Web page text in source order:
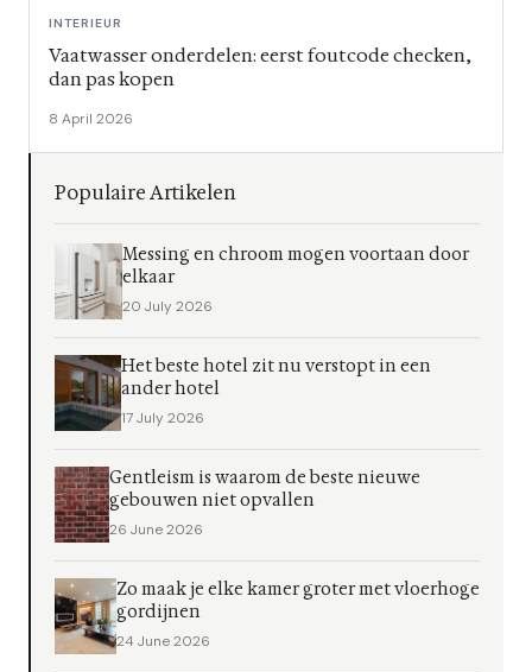
INTERIEUR
Vaatwasser onderdelen: eerst foutcode checken,
dan pas kopen
8 April 2026
Populaire Artikelen
Messing en chroom mogen voortaan door
elkaar
20 July 2026
Het beste hotel zit nu verstopt in een
ander hotel
17 July 2026
Gentleism is waarom de beste nieuwe
gebouwen niet opvallen
26 June 2026
Zo maak je elke kamer groter met vloerhoge
gordijnen
24 June 2026